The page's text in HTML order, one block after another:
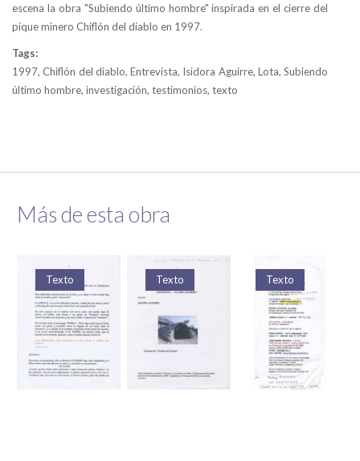
escena la obra "Subiendo último hombre" inspirada en el cierre del
pique minero Chiflón del diablo en 1997.
Tags:
1997, Chiflón del diablo, Entrevista, Isidora Aguirre, Lota, Subiendo
último hombre, investigación, testimonios, texto
Más de esta obra
Texto Texto Texto